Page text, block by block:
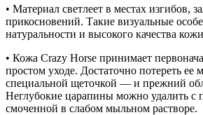
• Материал светлеет в местах изгибов,
прикосновений. Такие визуальные
натуральности и высокого качества
• Кожа Crazy Horse принимает
простом уходе. Достаточно потереть ее
специальной щеточкой — и прежний
Неглубокие царапины можно удалить с
смоченной в слабом мыльном растворе.